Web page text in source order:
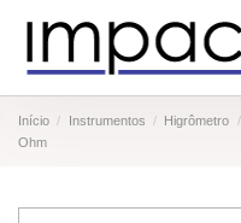
Início Instrumentos Higrômetro
Ohm